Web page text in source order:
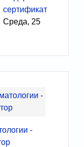
сертификат
Среда, 25
-